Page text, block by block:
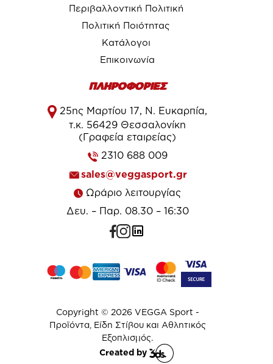
Περιβαλλοντική Πολιτική
Πολιτική Ποιότητας
Κατάλογοι
Επικοινωνία
ΠΛΗΡΟΦΟΡΙΕΣ
25ης Μαρτίου 17, Ν. Ευκαρπία,
τ.κ. 56429 Θεσσαλονίκη
(Γραφεία εταιρείας)
2310 688 009
sales@veggasport.gr
Ωράριο λειτουργίας
Δευ. – Παρ. 08.30 – 16:30
Created by
Copyright © 2026 VEGGA Sport -
Προϊόντα, Είδη Στίβου και Αθλητικός
Εξοπλισμός.